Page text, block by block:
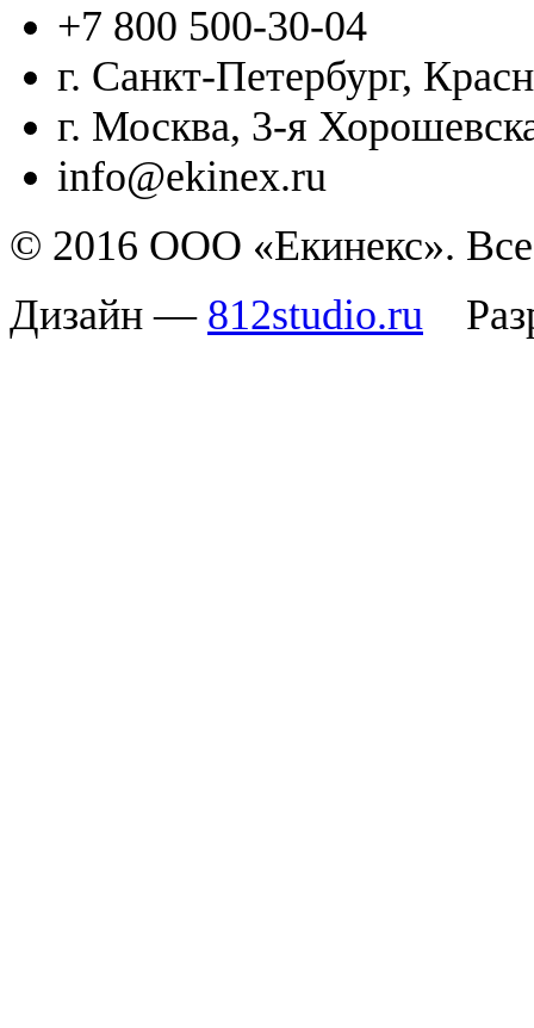
+7 800 500-30-04
г. Санкт-Петербург,
г. Москва, 3-я
info@ekinex.ru
© 2016 ООО «Екинекс».
Дизайн — 812studio.ru